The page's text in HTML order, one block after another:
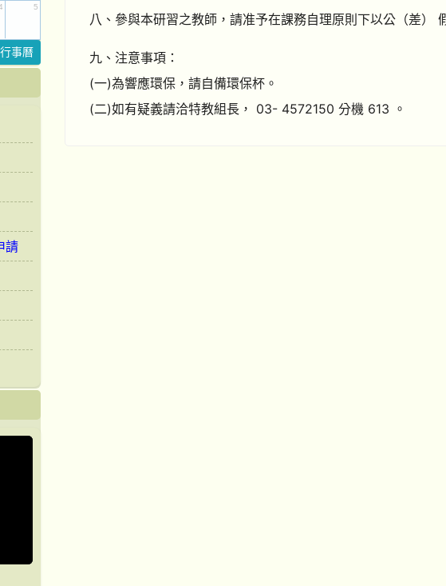
八、參與本研習之教師，請准予在課務自理原則下以公（差）
九、注意事項：
(一)為響應環保，請自備環保杯。
(二)如有疑義請洽特教組長， 03- 4572150 分機 613 。
5
事曆
請